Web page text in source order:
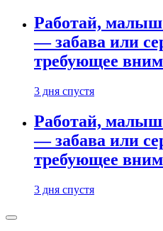
Работай,
— забава или
требующее
3 дня спустя
Работай,
— забава или
требующее
3 дня спустя